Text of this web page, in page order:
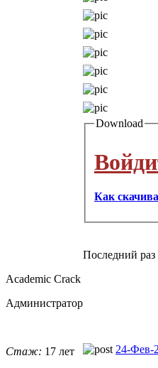
Download
Как
Последний раз
Academic Crack
Администратор
Стаж: 17 лет
24-Фев-